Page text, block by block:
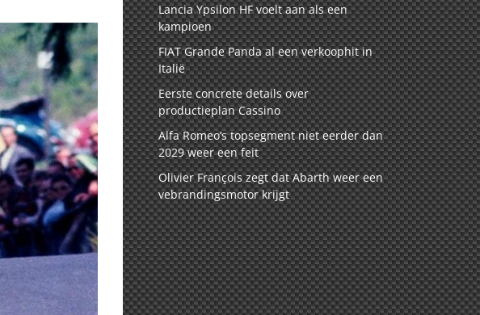
Lancia Ypsilon HF voelt aan als een
kampioen
FIAT Grande Panda al een verkoophit in
Italië
Eerste concrete details over
productieplan Cassino
Alfa Romeo’s topsegment niet eerder dan
2029 weer een feit
Olivier François zegt dat Abarth weer een
vebrandingsmotor krijgt